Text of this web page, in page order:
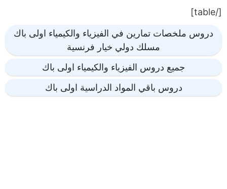
[/table]
دروس ملخصات تمارين في الفيزياء والكيمياء اولى باك
مسلك دولي خيار فرنسية
جميع دروس الفيزياء والكيمياء اولى باك
دروس باقي المواد الدراسية اولى باك